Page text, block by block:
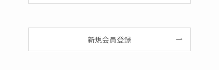
新規会員登録